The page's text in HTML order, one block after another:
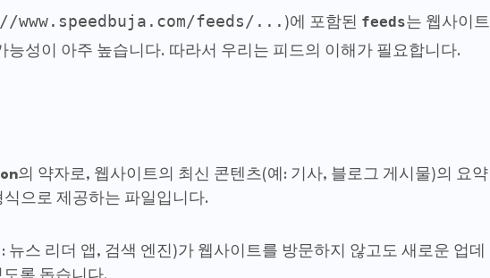
www.speedbuja.com/feeds/... )에 포함된 feeds는 웹사이트
능성이 아주 높습니다. 따라서 우리는 피드의 이해가 필요합니다.
의 약자로, 웹사이트의 최신 콘텐츠(예: 기사, 블로그 게시물)의 요약
식으로 제공하는 파일입니다.
뉴스 리더 앱, 검색 엔진)가 웹사이트를 방문하지 않고도 새로운 업데